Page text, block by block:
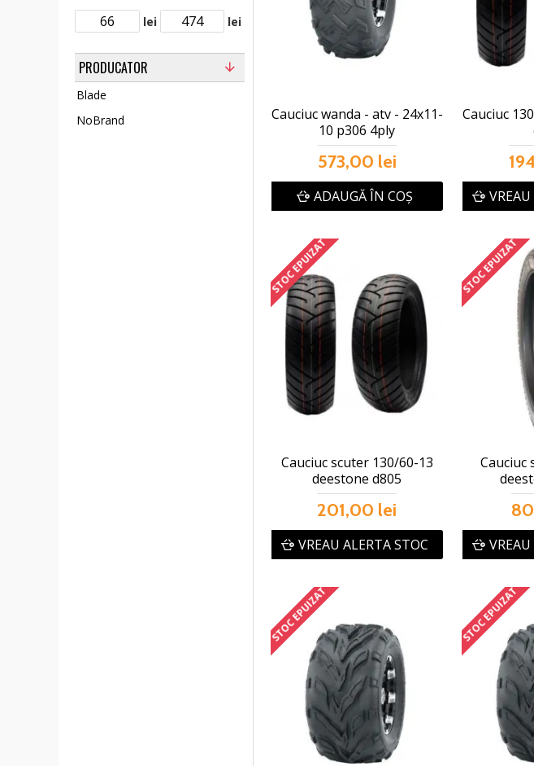
lei lei
PRODUCATOR
Blade
NoBrand
Cauciuc wanda - atv - 24x11-
10 p306 4ply
573,00 lei
ADAUGĂ ÎN COŞ
Cauciuc
STOC EPUIZAT
Cauciuc scuter 130/60-13
deestone d805
201,00 lei
VREAU ALERTA STOC
STOC EPUIZAT
Cauciuc
STOC EPUIZAT STOC EPUIZAT